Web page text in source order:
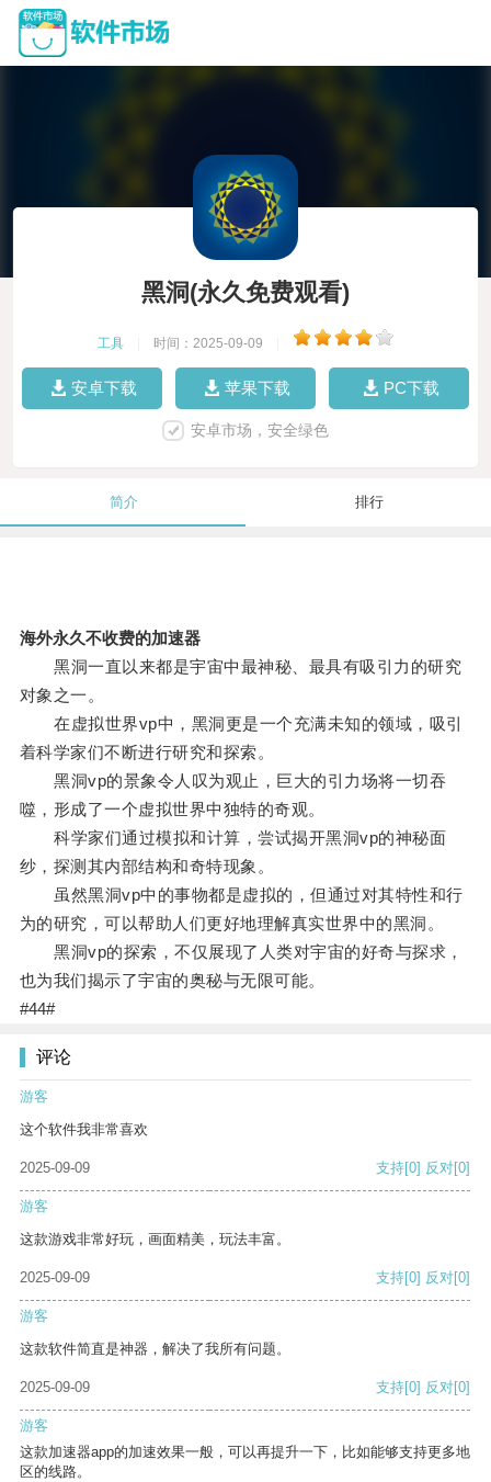
黑洞(永久免费观看)
工具 时间：2025-09-09
安卓下载 苹果下载 PC下载
安卓市场，安全绿色
简介 排行
海外永久不收费的加速器
黑洞一直以来都是宇宙中最神秘、最具有吸引力的研究
对象之一。
在虚拟世界vp中，黑洞更是一个充满未知的领域，吸引
着科学家们不断进行研究和探索。
黑洞vp的景象令人叹为观止，巨大的引力场将一切吞
噬，形成了一个虚拟世界中独特的奇观。
科学家们通过模拟和计算，尝试揭开黑洞vp的神秘面
纱，探测其内部结构和奇特现象。
虽然黑洞vp中的事物都是虚拟的，但通过对其特性和行
为的研究，可以帮助人们更好地理解真实世界中的黑洞。
黑洞vp的探索，不仅展现了人类对宇宙的好奇与探求，
也为我们揭示了宇宙的奥秘与无限可能。
#44#
评论
游客
这个软件我非常喜欢
2025-09-09 支持[0] 反对[0]
游客
这款游戏非常好玩，画面精美，玩法丰富。
2025-09-09 支持[0] 反对[0]
游客
这款软件简直是神器，解决了我所有问题。
2025-09-09 支持[0] 反对[0]
游客
这款加速器app的加速效果一般，可以再提升一下，比如能够支持更多地
区的线路。